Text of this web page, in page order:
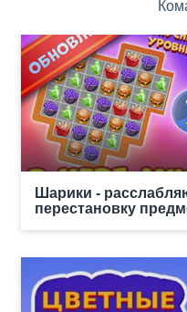
Шарики -
перестановку